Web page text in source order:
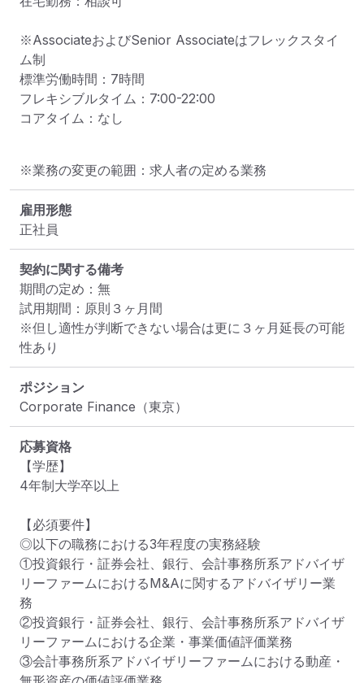
※AssociateおよびSenior Associateはフレックスタイ
ム制
標準労働時間：7時間
フレキシブルタイム：7:00-22:00
コアタイム：なし
※業務の変更の範囲：求人者の定める業務
雇用形態
正社員
契約に関する備考
期間の定め：無
試用期間：原則３ヶ月間
※但し適性が判断できない場合は更に３ヶ月延長の可能
性あり
ポジション
Corporate Finance（東京）
応募資格
【学歴】
4年制大学卒以上
【必須要件】
◎以下の職務における3年程度の実務経験
①投資銀行・証券会社、銀行、会計事務所系アドバイザ
リーファームにおけるM&Aに関するアドバイザリー業
務
②投資銀行・証券会社、銀行、会計事務所系アドバイザ
リーファームにおける企業・事業価値評価業務
③会計事務所系アドバイザリーファームにおける動産・